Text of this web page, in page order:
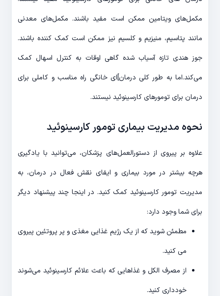
مکمل‌های ویتامین ممکن است مفید باشند. مکمل‌های معدنی
مانند پتاسیم، منیزیم و کلسیم نیز ممکن است کمک کننده باشند.
جوز هندی تازه آسیاب شده گاهی اوقات به کنترل اسهال کمک
می‌کند.اما به طور کلی درمان‌]ای خانگی راه مناسب و کاملی برای
درمان برای تومورهای کارسینوئید نیستند.
نحوه مدیریت بیماری تومور کارسینوئید
علاوه بر پیروی از دستورالعمل‌های پزشکان، می‌توانید با یادگیری
هرچه بیشتر در مورد بیماری و ایفای نقش فعال در درمان، به
مدیریت تومور کارسینوئید کمک کنید. در اینجا چند پیشنهاد دیگر
برای شما وجود دارد:
مطمئن شوید که از یک رژیم غذایی مغذی و پر پروتئین پیروی
می کنید.
از مصرف الکل و غذاهایی که باعث علائم کارسینوئید می‌شوند
خودداری کنید.